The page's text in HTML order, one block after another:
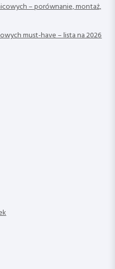
– porównanie, montaż,
must-have – lista na 2026